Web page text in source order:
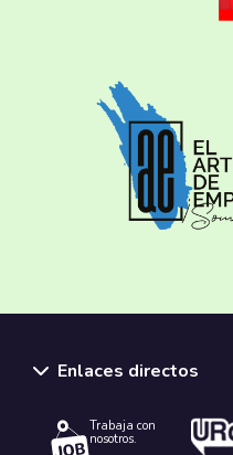
Enlaces directos
Trabaja con
nosotros.